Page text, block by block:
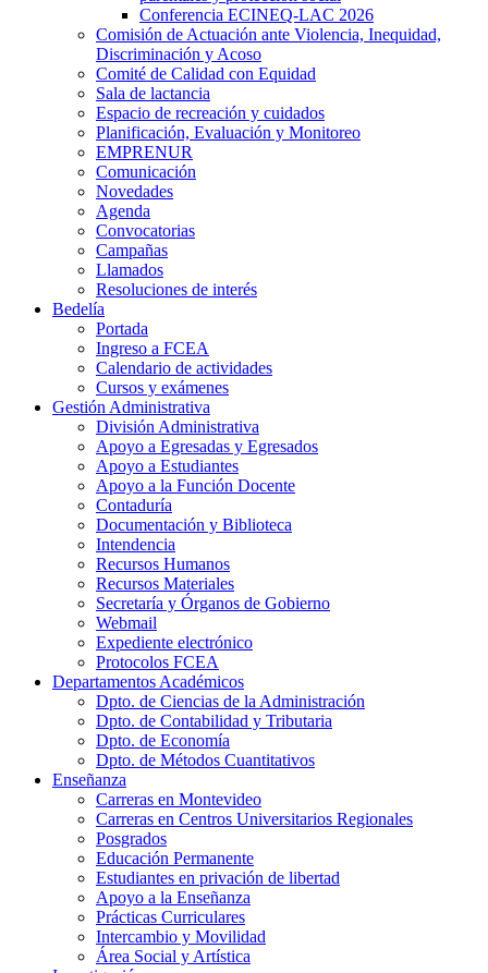
Conferencia ECINEQ-LAC 2026
Comisión de Actuación ante Violencia, Inequidad,
Discriminación y Acoso
Comité de Calidad con Equidad
Sala de lactancia
Espacio de recreación y cuidados
Planificación, Evaluación y Monitoreo
EMPRENUR
Comunicación
Novedades
Agenda
Convocatorias
Campañas
Llamados
Resoluciones de interés
Bedelía
Portada
Ingreso a FCEA
Calendario de actividades
Cursos y exámenes
Gestión Administrativa
División Administrativa
Apoyo a Egresadas y Egresados
Apoyo a Estudiantes
Apoyo a la Función Docente
Contaduría
Documentación y Biblioteca
Intendencia
Recursos Humanos
Recursos Materiales
Secretaría y Órganos de Gobierno
Webmail
Expediente electrónico
Protocolos FCEA
Departamentos Académicos
Dpto. de Ciencias de la Administración
Dpto. de Contabilidad y Tributaria
Dpto. de Economía
Dpto. de Métodos Cuantitativos
Enseñanza
Carreras en Montevideo
Carreras en Centros Universitarios Regionales
Posgrados
Educación Permanente
Estudiantes en privación de libertad
Apoyo a la Enseñanza
Prácticas Curriculares
Intercambio y Movilidad
Área Social y Artística